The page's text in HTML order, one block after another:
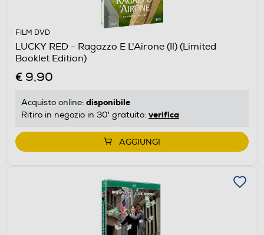
FILM DVD
LUCKY RED - Ragazzo E L'Airone (Il) (Limited
Booklet Edition)
€ 9,90
Acquisto online: disponibile
Ritiro in negozio in 30' gratuito: verifica
AGGIUNGI